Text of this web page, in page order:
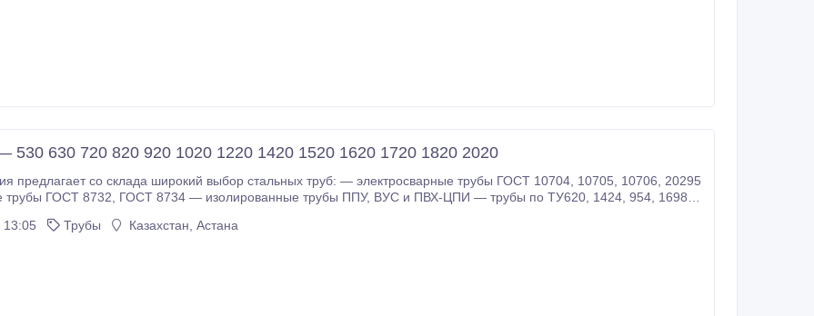
630 720 820 920 1020 1220 1420 1520 1620 1720 1820 2020
со склада широкий выбор стальных труб: — электросварные трубы ГОСТ 10704, 10705, 10706, 20295
трубы ППУ, ВУС и ПВХ-ЦПИ — трубы по ТУ620, 1424, 954, 1698,
13:05 Трубы Казахстан, Астана